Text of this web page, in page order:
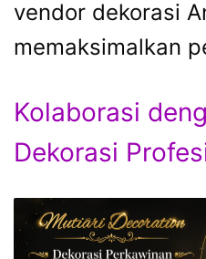
vendor dekorasi
memaksimalkan
Kolaborasi
Dekorasi